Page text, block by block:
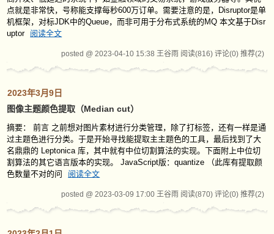
点就是非常快，号称能支撑每秒600万订单。需要注意的是，Disruptor是单
机框架，对标JDK中的Queue，而非可用于分布式系统的MQ 本文基于Disr
uptor 阅读全文
posted @ 2023-04-10 15:38 王谷雨 阅读(816) 评论(0) 推荐(2)
2023年3月9日
图像主题颜色提取（Median cut）
摘要： 前言 之前想对图片素材进行分类管理，除了打标签，还有一样是通
过主题色进行分类。于是开始寻找能提取主主题色的工具，最后找到了大
名鼎鼎的 Leptonica 库，其中就有中位切割算法的实现。下面附上中位切
割算法的其它语言版本的实现。 JavaScript版：quantize （此库有提取颜
色数量不对的问
阅读全文
posted @ 2023-03-09 17:00 王谷雨 阅读(870) 评论(0) 推荐(2)